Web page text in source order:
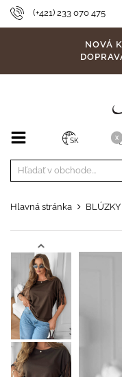
(+421) 233 070 475
NOVÁ
SK X
Hlavná stránka BLÚZKY